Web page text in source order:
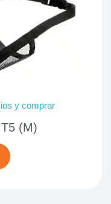
y comprar
(M)